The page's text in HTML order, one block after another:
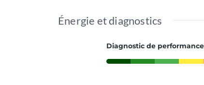
Énergie et diagnostics
Diagnostic de